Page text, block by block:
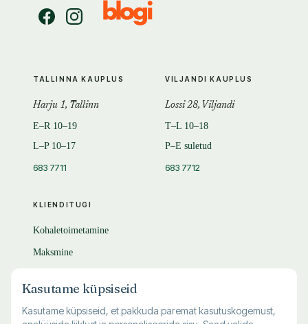
KLIENDITUGI
Kohaletoimetamine
Maksmine
KKK
TALLINNA KAUPLUS
Harju 1, Tallinn
E–R 10–19
L–P 10–17
683 7711
VILJANDI KAUPLUS
Lossi 28, Viljandi
T–L 10–18
P–E suletud
683 7712
Kasutame küpsiseid
Kasutame küpsiseid, et pakkuda paremat kasutuskogemust,